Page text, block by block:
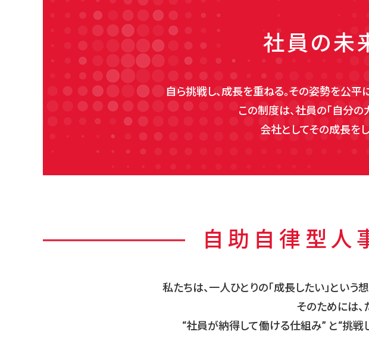
社員の未
自ら挑戦し、成長を重ねる。その姿勢を公平
この制度は、社員の「自分
会社としてその成長を
自助自律型人
私たちは、一人ひとりの「成長したい」という
そのためには
“社員が納得して働ける仕組み” と“挑戦